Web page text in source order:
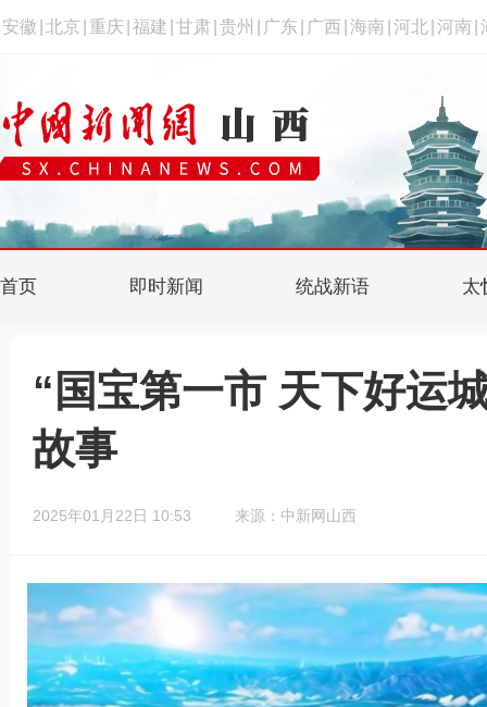
安徽 北京 重庆 福建 甘肃 贵州 广东 广西 海南 河北 河南
首页 即时新闻 统战新语 太
“国宝第一市 天下好运
故事
2025年01月22日 10:53 来源：中新网山西